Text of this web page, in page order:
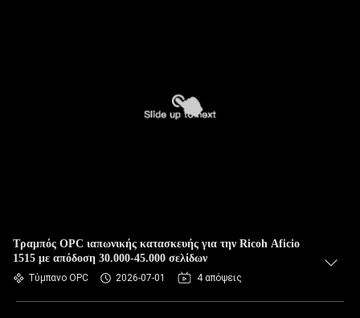
Τραμπός OPC ιαπωνικής κατασκευής για την Ricoh Aficio
1515 με απόδοση 30.000-45.000 σελίδων
Τύμπανο OPC 2026-07-01 4 απόψεις